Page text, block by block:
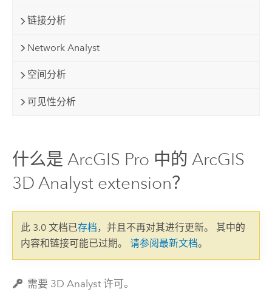
链接分析
Network Analyst
空间分析
可见性分析
什么是 ArcGIS Pro 中的 ArcGIS
3D Analyst extension？
此 3.0 文档已存档，并且不再对其进行更新。 其中的
内容和链接可能已过期。 请参阅最新文档。
需要 3D Analyst 许可。